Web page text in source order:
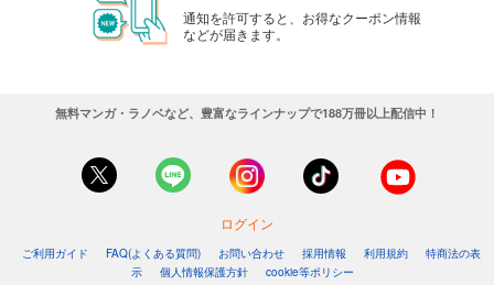
509
円 (税込)
円 (税込)
あらすじを表示する
通知を許可すると、お得なクーポン情報
などが届きます。
無料マンガ・ラノベなど、豊富なラインナップで188万冊以上配信中！
ログイン
ご利用ガイド FAQ(よくある質問) お問い合わせ 採用情報 利用規約
特商法の表
示
個人情報保護方針 cookie等ポリシー